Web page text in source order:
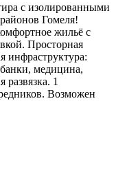
с изолированными
Гомеля!
жильё с
Просторная
инфраструктура:
медицина,
1
Возможен